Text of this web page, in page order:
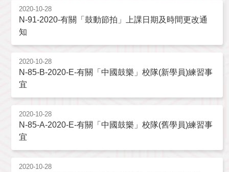
2020-10-28
N-91-2020-有關「鼓動節拍」上課日期及時間更改通
知
2020-10-28
N-85-B-2020-E-有關「中國鼓樂」校隊(新學員)練習事
宜
2020-10-28
N-85-A-2020-E-有關「中國鼓樂」校隊(舊學員)練習事
宜
2020-10-28